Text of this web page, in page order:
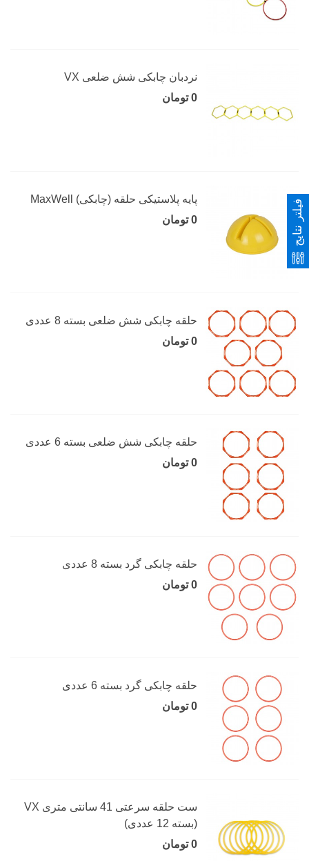
نردبان چابکی شش ضلعی VX
0 تومان
پایه پلاستیکی حلقه (چابکی) MaxWell
0 تومان
حلقه چابکی شش ضلعی بسته 8 عددی
0 تومان
حلقه چابکی شش ضلعی بسته 6 عددی
0 تومان
حلقه چابکی گرد بسته 8 عددی
0 تومان
حلقه چابکی گرد بسته 6 عددی
0 تومان
ست حلقه سرعتی 41 سانتی متری VX
(بسته 12 عددی)
0 تومان
فیلتر نتایج